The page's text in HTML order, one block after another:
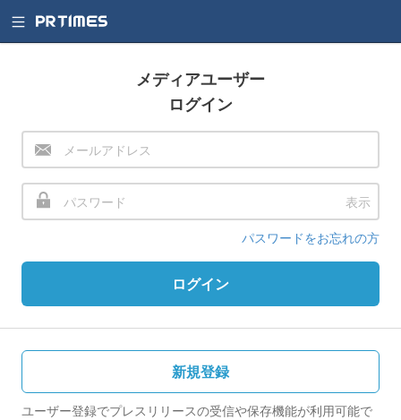
メディアユーザー
ログイン
表示
パスワードをお忘れの方
ログイン
新規登録
ユーザー登録でプレスリリースの受信や保存機能が利用可能で